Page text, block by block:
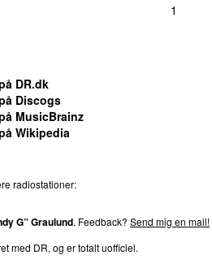
1
DR.dk
Discogs
MusicBrainz
Wikipedia
radiostationer:
G” Graulund. Feedback? Send mig en mail!
med DR, og er totalt uofficiel.